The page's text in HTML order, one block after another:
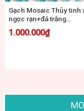
Gạch Mosaic Thủy tinh
15x15x8mm MSTT019
1.000.000₫